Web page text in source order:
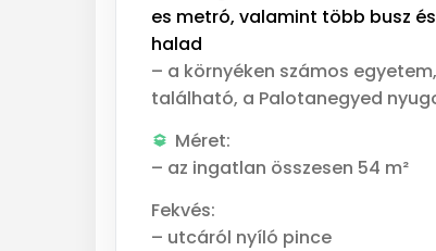
es metró, valamint több busz
halad
– a környéken számos
található, a Palotanegyed
Méret:
– az ingatlan összesen 54 m²
Fekvés:
– utcáról nyíló pince